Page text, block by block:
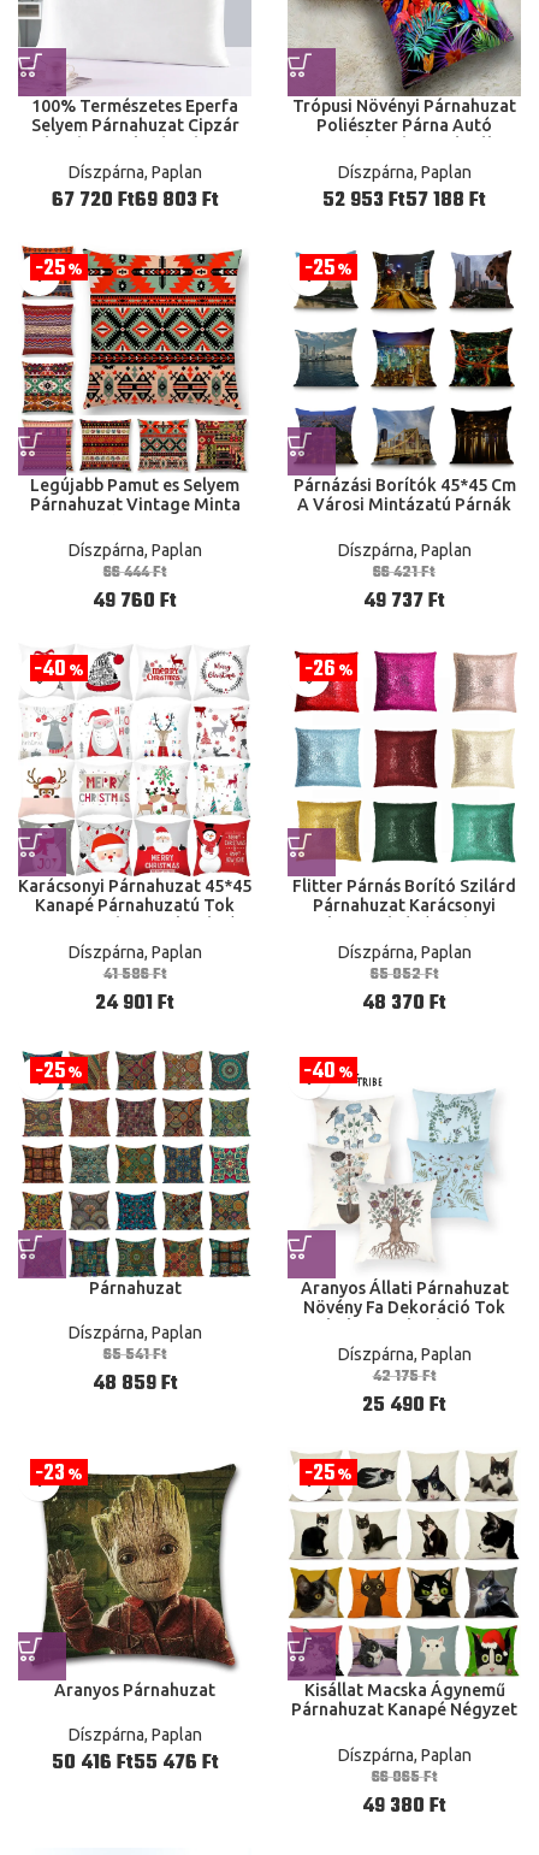
100% Természetes Eperfa
Selyem Párnahuzat Cipzár
Egészséges
Díszpárna, Paplan
Ft Ft
Trópusi Növényi Párnahuzat
Poliészter Párna Autó
Díszpárna, Paplan
Ft Ft
25%
Legújabb Pamut es Selyem
Párnahuzat Vintage Minta
Kanapé Párnahuzat Tok
Díszpárna, Paplan
66 444Ft
49 760Ft
25%
Párnázási Borítók 45*45 Cm
A Városi Mintázatú Párnák
Kanapé Irodai Szék
Dekoráció
Díszpárna, Paplan
66 421Ft
49 737Ft
40%
Karácsonyi Párnahuzat 45*45
Kanapé Párnahuzatú Tok
Karácsony Otthon
Díszpárna, Paplan
41 586Ft
24 901Ft
26%
Flitter Párnás Borító Szilárd
Párnahuzat Karácsonyi
Kanapé Ülés Ágy Párna
Burkolatellátás
Díszpárna, Paplan
65 052Ft
48 370Ft
25%
Párnahuzat
Díszpárna, Paplan
65 541Ft
48 859Ft
40%
Aranyos Állati Párnahuzat
Növény Fa Dekoráció Tok
Nappal Szoba Otthon Kanapé
Párnahuzat
Díszpárna, Paplan
42 175Ft
25 490Ft
23%
Aranyos Párnahuzat
Díszpárna, Paplan
Ft Ft
25%
Kisállat Macska Ágynemű
Párnahuzat Kanapé Négyzet
Állati Minta Borító 45X45 Cm
Díszpárna, Paplan
66 065Ft
49 380Ft